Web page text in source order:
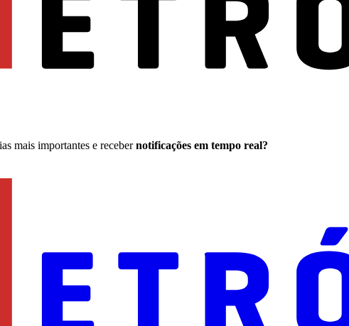
mais importantes e receber notificações em tempo real?